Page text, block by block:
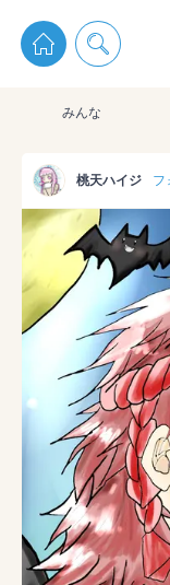
pixiv Sketchは2024年5
通知を
みんな
桃天ハイジ フ